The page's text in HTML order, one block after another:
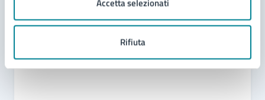
Accetta selezionati
Rifiuta
Richiesta di patrocinio
Modello unico manifestazioni